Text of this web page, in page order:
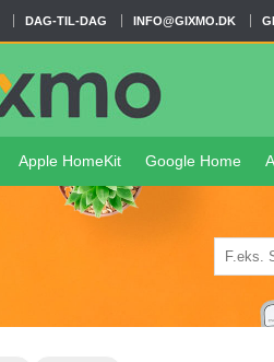
DAG-TIL-DAG INFO@GIXMO.DK
Apple HomeKit Google Home